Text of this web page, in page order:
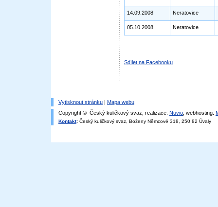
14.09.2008 Neratovice
05.10.2008 Neratovice
Sdílet na Facebooku
Vytisknout stránku | Mapa webu
Copyright © Český kuličkový svaz, realizace: Nuvio , webhosting:
Kontakt: Český kuličkový svaz, Boženy Němcové 318, 250 82 Úvaly